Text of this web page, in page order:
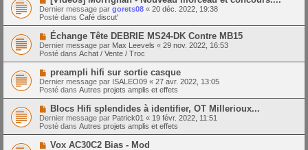
a
g
e
u
m
e
s
a
g
o
u
v
e
a
u
m
e
s
s
a
g
e
Dernier message par gorets08 « 20 déc. 2022, 19:38
Posté dans Café discut'
N
o
u
v
u
m
e
s
a
g
e
Échange Tête DEBRIE MS24-DK Contre MB15
Dernier message par Max Leevels « 29 nov. 2022, 16:53
Posté dans Achat / Vente / Troc
N
o
u
v
e
a
u
m
e
s
preampli hifi sur sortie casque
Dernier message par ISALEO09 « 27 avr. 2022, 13:05
Posté dans Autres projets amplis et effets
N
o
u
v
e
Blocs Hifi splendides à identifier, OT Millerioux...
Dernier message par Patrick01 « 19 févr. 2022, 11:51
Posté dans Autres projets amplis et effets
NVox AC30C2 Bias - Mod